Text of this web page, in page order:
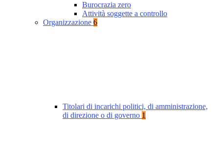
Burocrazia zero
Attività soggette a controllo
Organizzazione 6
Titolari di incarichi politici, di amministrazione,
di direzione o di governo 1